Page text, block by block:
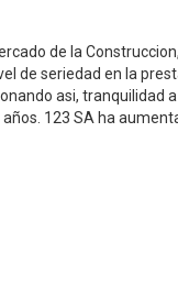
de la
de seriedad en la
asi, tranquilidad
123 SA ha